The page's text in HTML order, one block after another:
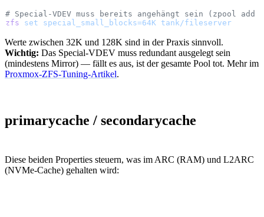
# Special-VDEV muss bereits angehängt sein (zpool
zfs set special_small_blocks=64K tank/fileserver
Werte zwischen 32K und 128K sind in der Praxis sinnvoll.
Wichtig: Das Special-VDEV muss redundant ausgelegt sein
(mindestens Mirror) — fällt es aus, ist der gesamte Pool tot. Mehr im
Proxmox-ZFS-Tuning-Artikel.
primarycache / secondarycache
Diese beiden Properties steuern, was im ARC (RAM) und L2ARC
(NVMe-Cache) gehalten wird: